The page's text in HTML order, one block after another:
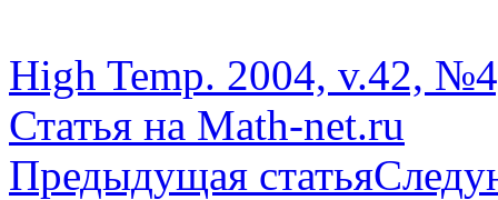
High Temp. 2004, v.42,
Статья на Math-net.ru
Предыдущая статья